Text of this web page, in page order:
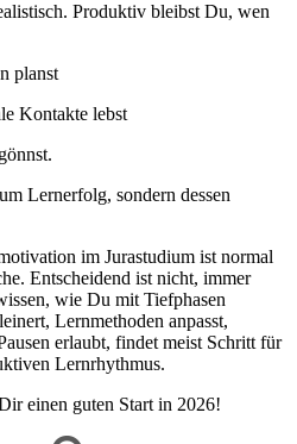
Produktiv bleibst Du, wen
planst
Kontakte lebst
Lernerfolg, sondern dessen
im Jurastudium ist normal
Entscheidend ist nicht, immer
wie Du mit Tiefphasen
Lernmethoden anpasst,
erlaubt, findet meist Schritt für
Lernrhythmus.
einen guten Start in 2026!